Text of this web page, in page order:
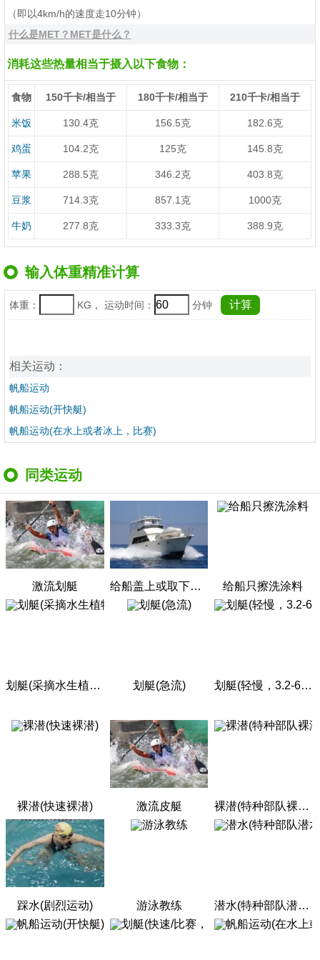
（即以4km/h的速度走10分钟）
什么是MET？MET是什么？
消耗这些热量相当于摄入以下食物：
食物 150千卡/相当于 180千卡/相当于 210千卡/相当于
米饭 130.4克 156.5克 182.6克
鸡蛋 104.2克 125克 145.8克
苹果 288.5克 346.2克 403.8克
豆浆 714.3克 857.1克 1000克
牛奶 277.8克 333.3克 388.9克
输入体重精准计算
体重： KG， 运动时间： 分钟
相关运动：
帆船运动
帆船运动(开快艇)
帆船运动(在水上或者冰上，比赛)
同类运动
激流划艇 给船盖上或取下防水布 给船只擦洗涂料
划艇(采摘水生植物) 划艇(急流) 划艇(轻慢，3.2-6.3千米/小时)
裸潜(快速裸潜) 激流皮艇 裸潜(特种部队裸潜)
踩水(剧烈运动) 游泳教练 潜水(特种部队潜水)